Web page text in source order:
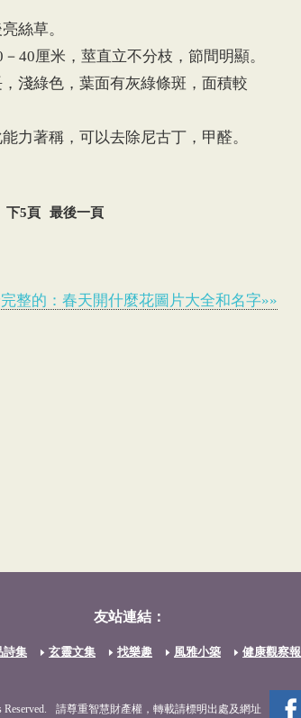
絲草。
厘米，莖直立不分枝，節間明顯。
淺綠色，葉面有灰綠條斑，面積較
著稱，可以去除尼古丁，甲醛。
下5頁 最後一頁
整的：春天開什麼花圖片大全和名字»»
友站連結：
詩集 玄靈文集 找樂趣 風雅小築 健康觀察報
請尊重智慧財產權，轉載請標明出處及網址